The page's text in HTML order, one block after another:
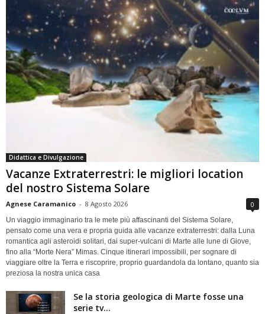
Didattica e Divulgazione
Vacanze Extraterrestri: le migliori location
del nostro Sistema Solare
Agnese Caramanico - 8 Agosto 2026 0
Un viaggio immaginario tra le mete più affascinanti del Sistema Solare,
pensato come una vera e propria guida alle vacanze extraterrestri: dalla Luna
romantica agli asteroidi solitari, dai super-vulcani di Marte alle lune di Giove,
fino alla “Morte Nera” Mimas. Cinque itinerari impossibili, per sognare di
viaggiare oltre la Terra e riscoprire, proprio guardandola da lontano, quanto sia
preziosa la nostra unica casa
Se la storia geologica di Marte fosse una
serie tv…